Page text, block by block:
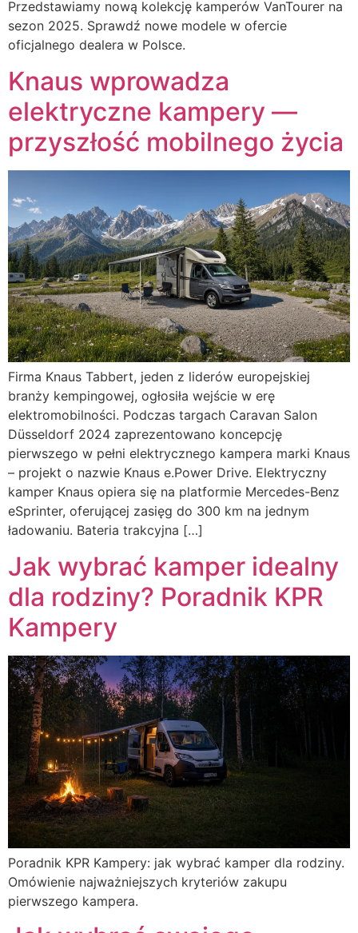
Przedstawiamy nową kolekcję kamperów VanTourer na
sezon 2025. Sprawdź nowe modele w ofercie
oficjalnego dealera w Polsce.
Knaus wprowadza
elektryczne kampery —
przyszłość mobilnego życia
Firma Knaus Tabbert, jeden z liderów europejskiej
branży kempingowej, ogłosiła wejście w erę
elektromobilności. Podczas targach Caravan Salon
Düsseldorf 2024 zaprezentowano koncepcję
pierwszego w pełni elektrycznego kampera marki Knaus
– projekt o nazwie Knaus e.Power Drive. Elektryczny
kamper Knaus opiera się na platformie Mercedes-Benz
eSprinter, oferującej zasięg do 300 km na jednym
ładowaniu. Bateria trakcyjna […]
Jak wybrać kamper idealny
dla rodziny? Poradnik KPR
Kampery
Poradnik KPR Kampery: jak wybrać kamper dla rodziny.
Omówienie najważniejszych kryteriów zakupu
pierwszego kampera.